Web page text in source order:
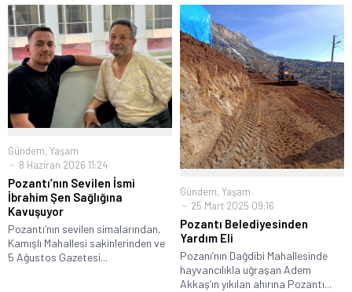
Gündem, Yaşam
8 Haziran 2026 11:24
Pozantı’nın Sevilen İsmi
İbrahim Şen Sağlığına
Kavuşuyor
Pozantı’nın sevilen simalarından,
Kamışlı Mahallesi sakinlerinden ve
5 Ağustos Gazetesi...
Gündem, Yaşam
25 Mart 2025 09:16
Pozantı Belediyesinden
Yardım Eli
Pozanı’nın Dağdibi Mahallesinde
hayvancılıkla uğraşan Adem
Akkaş’ın yıkılan ahırına Pozantı...